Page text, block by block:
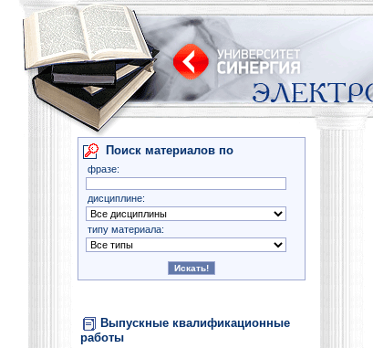
Поиск материалов по
фразе:
дисциплине:
типу материала:
Выпускные квалификационные
работы